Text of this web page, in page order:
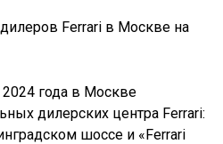
года в Москве
дилерских центра Ferrari:
шоссе и «Ferrari